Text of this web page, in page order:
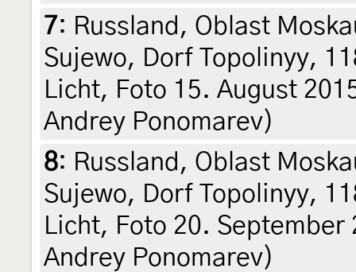
7: Russland, Oblast
Sujewo, Dorf Topolinyy,
Licht, Foto 15. August
Andrey Ponomarev)
8: Russland, Oblast
Sujewo, Dorf Topolinyy,
Licht, Foto 20.
Andrey Ponomarev)